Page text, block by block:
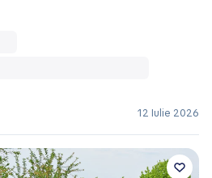
12 Iulie 2026